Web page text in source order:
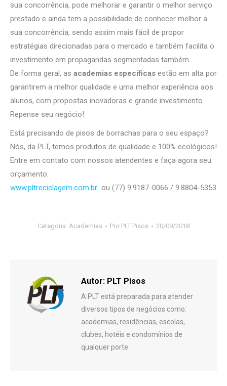
sua concorrência, pode melhorar e garantir o melhor serviço
prestado e ainda tem a possibilidade de conhecer melhor a
sua concorrência, sendo assim mais fácil de propor
estratégias direcionadas para o mercado e também facilita o
investimento em propagandas segmentadas também.
De forma geral, as academias específicas estão em alta por
garantirem a melhor qualidade e uma melhor experiência aos
alunos, com propostas inovadoras e grande investimento.
Repense seu negócio!
Está precisando de pisos de borrachas para o seu espaço?
Nós, da PLT, temos produtos de qualidade e 100% ecológicos!
Entre em contato com nossos atendentes e faça agora seu
orçamento:
www.pltreciclagem.com.br ou (77) 9.9187-0066 / 9.8804-5353
Categoria: Academias Por PLT Pisos 20/09/2018
Autor: PLT Pisos
A PLT está preparada para atender
diversos tipos de negócios como:
academias, residências, escolas,
clubes, hotéis e condomínios de
qualquer porte.